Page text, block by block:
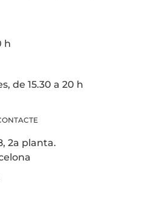
h
de 15.30 a 20 h
2a planta.